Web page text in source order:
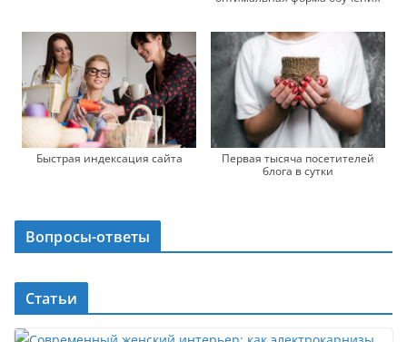
Быстрая индексация сайта
Первая тысяча посетителей
блога в сутки
Вопросы-ответы
Статьи